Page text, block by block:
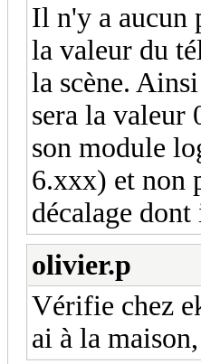
Il n'y a aucun
la valeur du
la scène.
sera la valeur
son module
6.xxx) et non
décalage
olivier.p
Vérifie chez
ai à la